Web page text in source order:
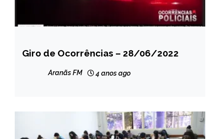
CAPELINHA
NOTÍCIAS
Giro de Ocorrências – 28/06/2022
Aranãs FM 4 anos ago